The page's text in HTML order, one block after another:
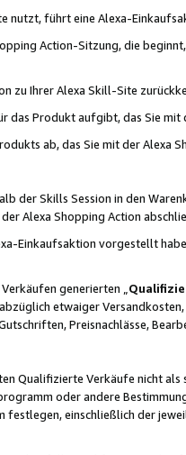
nutzt, führt eine Alexa-
Action-Sitzung, die
zu Ihrer Alexa Skill-Site
Produkt aufgibt, das Sie mit
ab, das Sie mit der Alexa
der Skills Session in den
Alexa Shopping Action
Einkaufsaktion vorgestellt
generierten „
etwaiger
Preisnachlässe,
Qualifizierte Verkäufe nicht
oder andere
einschließlich der